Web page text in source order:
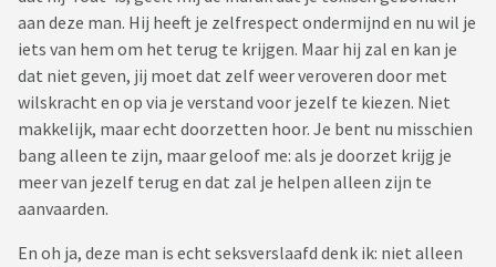
aan deze man. Hij heeft je zelfrespect ondermijnd en nu wil je
iets van hem om het terug te krijgen. Maar hij zal en kan je
dat niet geven, jij moet dat zelf weer veroveren door met
wilskracht en op via je verstand voor jezelf te kiezen. Niet
makkelijk, maar echt doorzetten hoor. Je bent nu misschien
bang alleen te zijn, maar geloof me: als je doorzet krijg je
meer van jezelf terug en dat zal je helpen alleen zijn te
aanvaarden.
En oh ja, deze man is echt seksverslaafd denk ik: niet alleen